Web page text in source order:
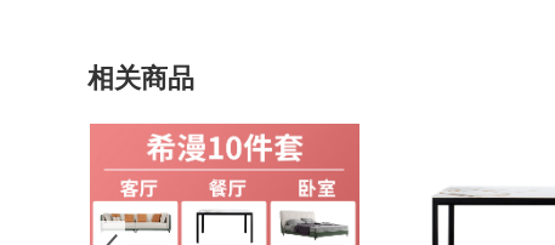
相关商品